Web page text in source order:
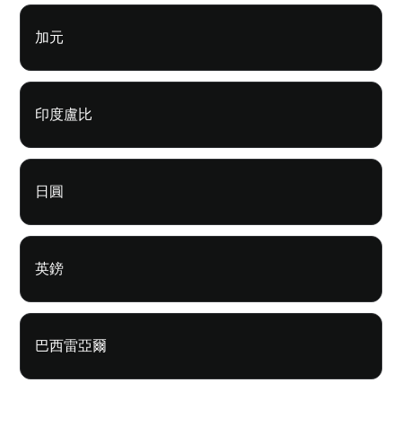
加元
印度盧比
日圓
英鎊
巴西雷亞爾